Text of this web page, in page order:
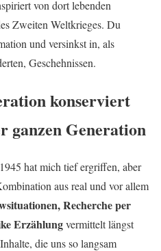
von dort lebenden
Zweiten Weltkrieges. Du
und versinkst in, als
Geschehnissen.
konserviert
ganzen Generation
hat mich tief ergriffen, aber
aus real und vor allem
Recherche per
Erzählungvermittelt längst
die uns so langsam